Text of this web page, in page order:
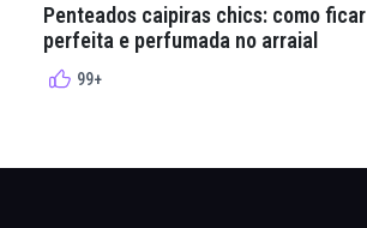
Penteados caipiras chics: como ficar
perfeita e perfumada no arraial
99+